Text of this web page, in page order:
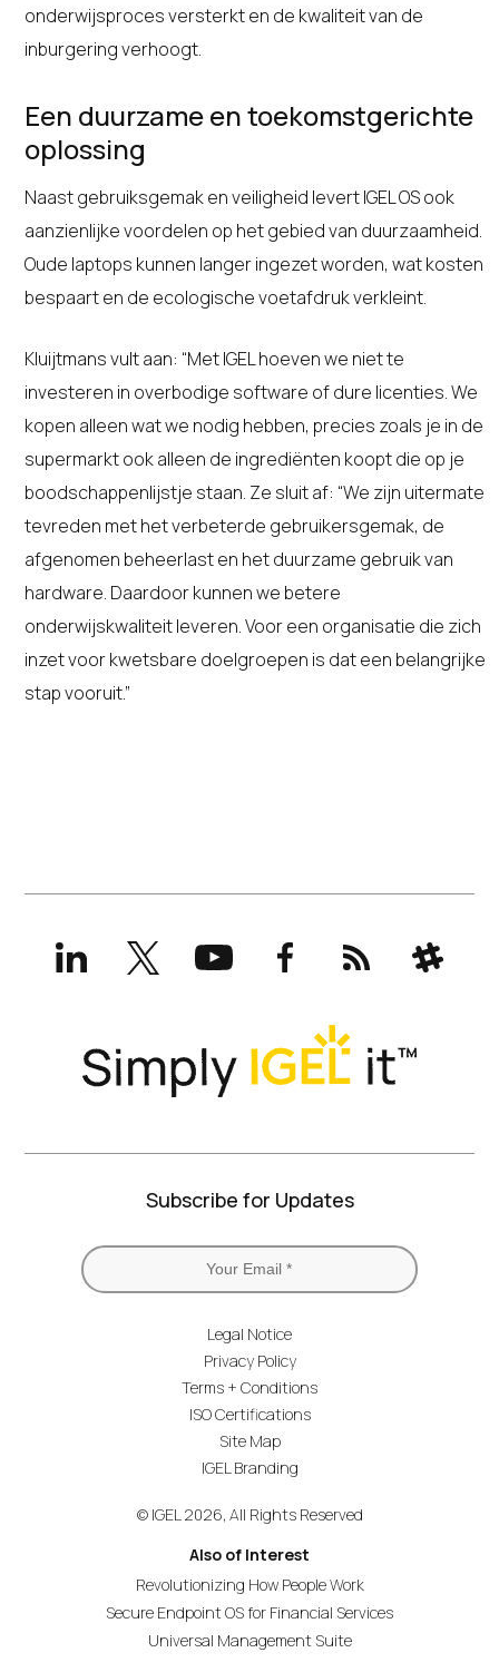
onderwijsproces versterkt en de kwaliteit van de
inburgering verhoogt.
Een duurzame en toekomstgerichte
oplossing
Naast gebruiksgemak en veiligheid levert IGEL OS ook
aanzienlijke voordelen op het gebied van duurzaamheid.
Oude laptops kunnen langer ingezet worden, wat kosten
bespaart en de ecologische voetafdruk verkleint.
Kluijtmans vult aan: “Met IGEL hoeven we niet te
investeren in overbodige software of dure licenties. We
kopen alleen wat we nodig hebben, precies zoals je in de
supermarkt ook alleen de ingrediënten koopt die op je
boodschappenlijstje staan. Ze sluit af: “We zijn uitermate
tevreden met het verbeterde gebruikersgemak, de
afgenomen beheerlast en het duurzame gebruik van
hardware. Daardoor kunnen we betere
onderwijskwaliteit leveren. Voor een organisatie die zich
inzet voor kwetsbare doelgroepen is dat een belangrijke
stap vooruit.”
LinkedInX
(formerly
Twitter)
YouTubeFacebookRSS Slack
Subscribe for Updates
Legal Notice
Privacy Policy
Terms + Conditions
ISO Certifications
Site Map
IGEL Branding
© IGEL 2026, All Rights Reserved
Also of Interest
Revolutionizing How People Work
Secure Endpoint OS for Financial Services
Universal Management Suite